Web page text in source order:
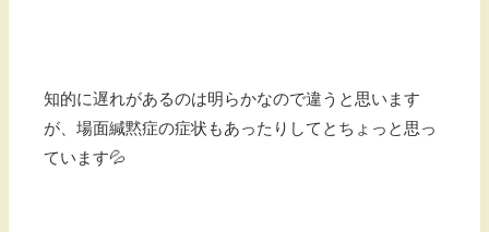
知的に遅れがあるのは明らかなので違うと思います
が、場面緘黙症の症状もあったりしてとちょっと思っ
ています💦